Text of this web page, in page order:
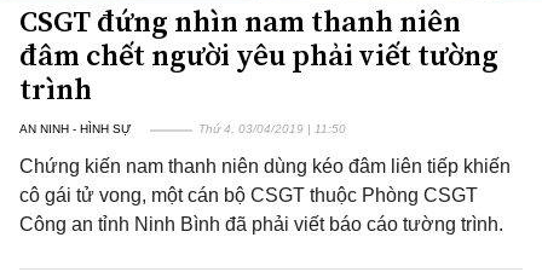
CSGT đứng nhìn nam thanh niên
đâm chết người yêu phải viết tường
trình
AN NINH - HÌNH SỰ Thứ 4, 03/04/2019 | 11:50
Chứng kiến nam thanh niên dùng kéo đâm liên tiếp khiến
cô gái tử vong, một cán bộ CSGT thuộc Phòng CSGT
Công an tỉnh Ninh Bình đã phải viết báo cáo tường trình.